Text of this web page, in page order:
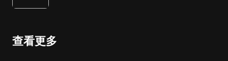
查看更多